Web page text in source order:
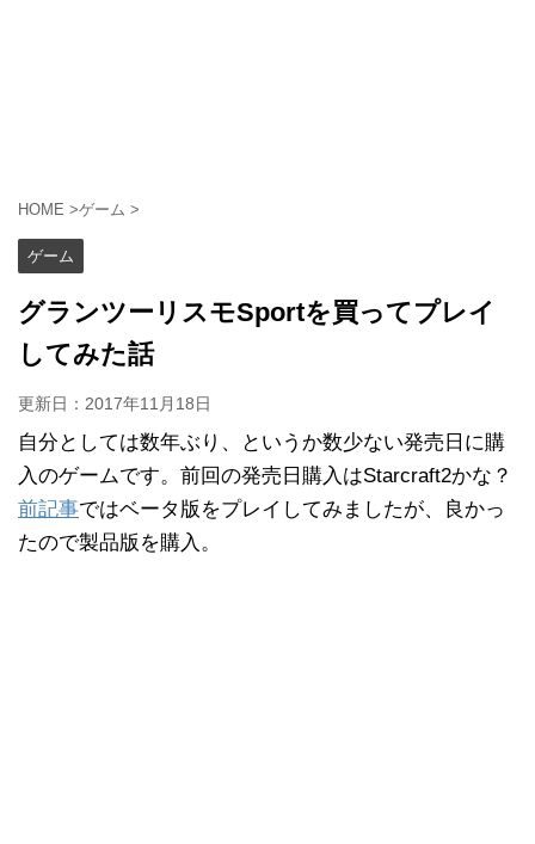
HOME >ゲーム >
ゲーム
グランツーリスモSportを買ってプレイ
してみた話
更新日： 2017年11月18日
自分としては数年ぶり、というか数少ない発売日に購
入のゲームです。前回の発売日購入はStarcraft2かな？
前記事ではベータ版をプレイしてみましたが、良かっ
たので製品版を購入。